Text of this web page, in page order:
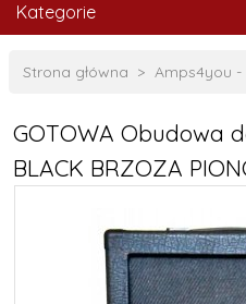
Kategorie
Strona główna Amps4you
GOTOWA Obudowa
BLACK BRZOZA